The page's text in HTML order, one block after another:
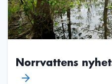
Norrvattens